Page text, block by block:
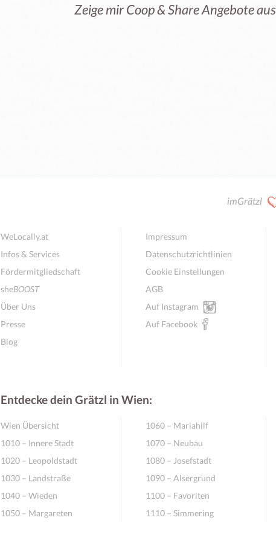
Zeige mir Coop & Share Angebote aus
imGrätzl
WeLocally.at
Infos & Services
Fördermitgliedschaft
sheBOOST
Über Uns
Presse
Blog
Impressum
Datenschutzrichtlinien
Cookie Einstellungen
AGB
Auf Instagram
Auf Facebook
Entdecke dein Grätzl in Wien:
Wien Übersicht
1010 – Innere Stadt
1020 – Leopoldstadt
1030 – Landstraße
1040 – Wieden
1050 – Margareten
1060 – Mariahilf
1070 – Neubau
1080 – Josefstadt
1090 – Alsergrund
1100 – Favoriten
1110 – Simmering